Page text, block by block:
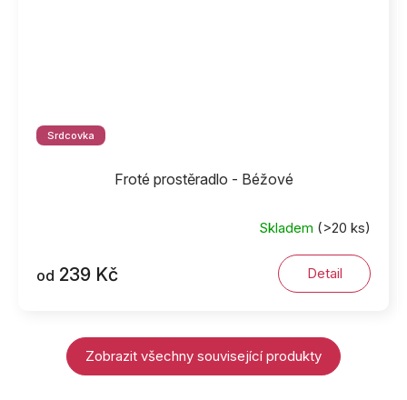
Srdcovka
Froté prostěradlo - Béžové
Skladem (>20 ks)
od 239 Kč Detail
Zobrazit všechny související produkty